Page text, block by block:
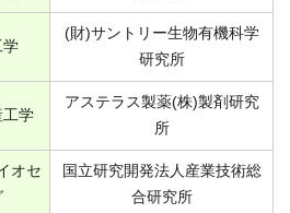
学
(財)サントリー生物有機科学
研究所
学
アステラス製薬(株)製剤研究
所
オセ
国立研究開発法人産業技術総
合研究所